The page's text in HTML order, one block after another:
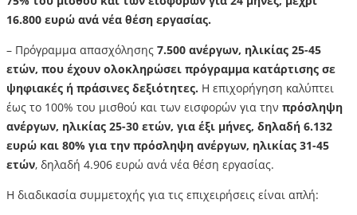
16.800 ευρώ ανά νέα θέση εργασίας.
– Πρόγραμμα απασχόλησης 7.500 ανέργων, ηλικίας 25-45
ετών, που έχουν ολοκληρώσει πρόγραμμα κατάρτισης σε
ψηφιακές ή πράσινες δεξιότητες. Η επιχορήγηση καλύπτει
έως το 100% του μισθού και των εισφορών για την πρόσληψη
ανέργων, ηλικίας 25-30 ετών, για έξι μήνες, δηλαδή 6.132
ευρώ και 80% για την πρόσληψη ανέργων, ηλικίας 31-45
ετών, δηλαδή 4.906 ευρώ ανά νέα θέση εργασίας.
Η διαδικασία συμμετοχής για τις επιχειρήσεις είναι απλή: